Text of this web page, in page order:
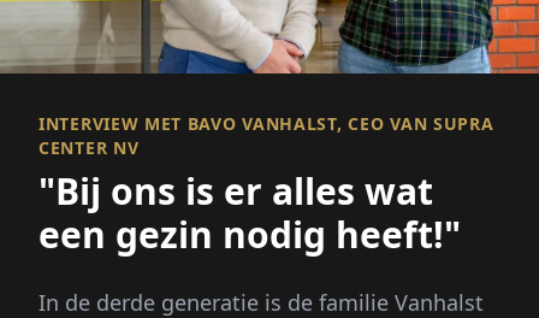
INTERVIEW MET BAVO VANHALST, CEO VAN SUPRA
CENTER NV
"Bij ons is er alles wat
een gezin nodig heeft!"
In de derde generatie is de familie Vanhalst